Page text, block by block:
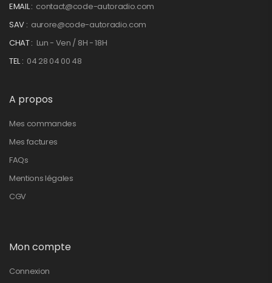
EMAIL : contact@code-autoradio.com
SAV : aurore@code-autoradio.com
CHAT : Lun - Ven / 8H - 18H
TEL : 04 28 04 00 48
A propos
Mes commandes
Mes factures
FAQs
Mentions légales
CGV
Mon compte
Connexion